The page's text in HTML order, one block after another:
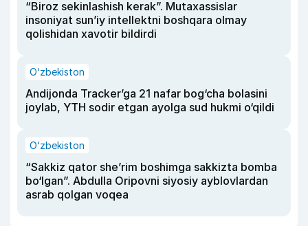
“Biroz sekinlashish kerak”. Mutaxassislar
insoniyat sun’iy intellektni boshqara olmay
qolishidan xavotir bildirdi
O‘zbekiston
Andijonda Tracker’ga 21 nafar bog‘cha bolasini
joylab, YTH sodir etgan ayolga sud hukmi o‘qildi
O‘zbekiston
“Sakkiz qator she’rim boshimga sakkizta bomba
bo‘lgan”. Abdulla Oripovni siyosiy ayblovlardan
asrab qolgan voqea